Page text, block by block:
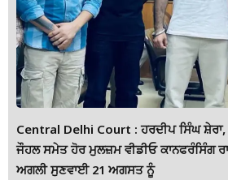
Central Delhi Court : ਹਰਦੀਪ ਸਿੰਘ ਸ਼ੇਰਾ,
ਜੌਹਲ ਸਮੇਤ ਹੋਰ ਮੁਲਜ਼ਮ ਵੀਡੀਓ ਕਾਨਫਰੰਸਿੰਗ
ਅਗਲੀ ਸੁਣਵਾਈ 21 ਅਗਸਤ ਨੂੰ